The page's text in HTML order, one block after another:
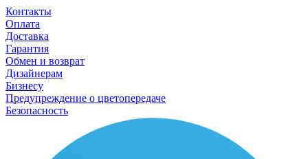
Контакты
Оплата
Доставка
Гарантия
Обмен и возврат
Дизайнерам
Бизнесу
Предупреждение о цветопередаче
Безопасность